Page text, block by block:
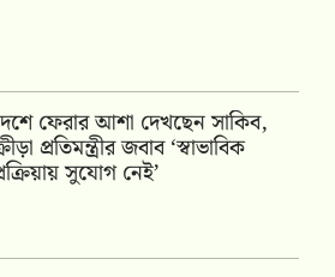
ফেরার আশা দেখছেন সাকিব,
প্রতিমন্ত্রীর জবাব ‘স্বাভাবিক
সুযোগ নেই’